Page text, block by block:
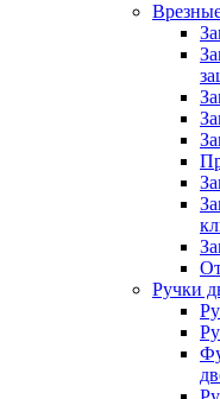
Ручки